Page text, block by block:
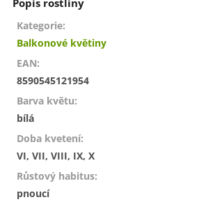
Kategorie:
Balkonové květiny
EAN:
8590545121954
Barva květu:
bílá
Doba kvetení:
VI, VII, VIII, IX, X
Růstový habitus:
pnoucí